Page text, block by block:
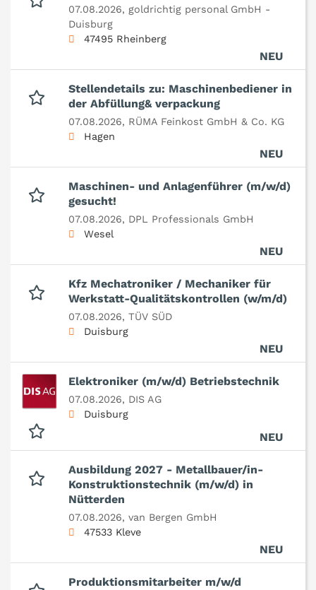
07.08.2026, goldrichtig personal GmbH -
Duisburg
47495 Rheinberg
NEU
Stellendetails zu: Maschinenbediener in
der Abfüllung& verpackung
07.08.2026, RÜMA Feinkost GmbH & Co. KG
Hagen
NEU
Maschinen- und Anlagenführer (m/w/d)
gesucht!
07.08.2026, DPL Professionals GmbH
Wesel
NEU
Kfz Mechatroniker / Mechaniker für
Werkstatt-Qualitätskontrollen (w/m/d)
07.08.2026, TÜV SÜD
Duisburg
NEU
Elektroniker (m/w/d) Betriebstechnik
07.08.2026, DIS AG
Duisburg
NEU
Ausbildung 2027 - Metallbauer/in-
Konstruktionstechnik (m/w/d) in
Nütterden
07.08.2026, van Bergen GmbH
47533 Kleve
NEU
Produktionsmitarbeiter m/w/d